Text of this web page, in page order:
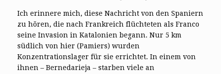
Ich erinnere mich, diese Nachricht von den Spaniern
zu hören, die nach Frankreich flüchteten als Franco
seine Invasion in Katalonien begann. Nur 5 km
südlich von hier (Pamiers) wurden
Konzentrationslager für sie errichtet. In einem von
ihnen – Bernedarieja – starben viele an